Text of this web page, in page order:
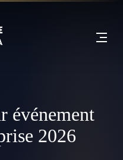
événement
2026